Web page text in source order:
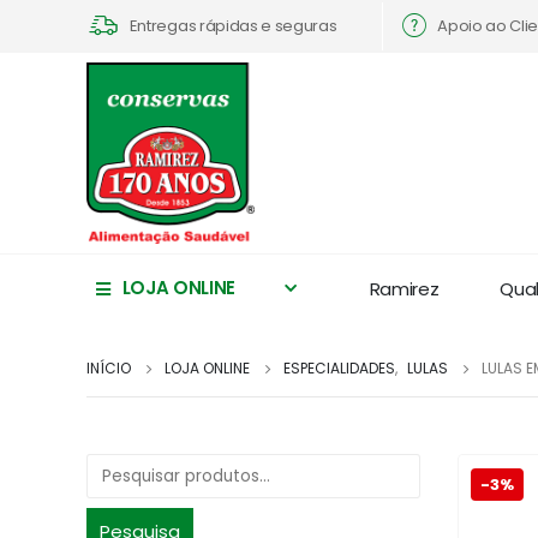
Entregas rápidas e seguras Apoio ao
LOJA ONLINE Ramirez
INÍCIO LOJA ONLINE ESPECIALIDADES, LULAS LULAS
-3%
Pesquisa